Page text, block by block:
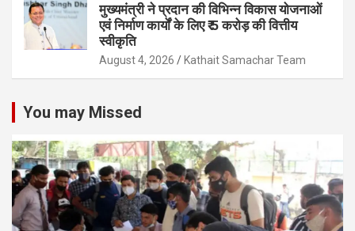
मुख्यमंत्री ने प्रदान की विभिन्न विकास योजनाओं
एवं निर्माण कार्यों के लिए ₹ 5 करोड़ की वित्तीय
स्वीकृति
August 4, 2026 Kathait Samachar Team
You may Missed